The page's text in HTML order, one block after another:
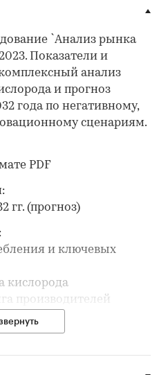
`Анализ рынка
Показатели и
анализ
и прогноз
года по негативному,
сценариям.
PDF
гг. (прогноз)
и ключевых
кислорода
производителей
кислорода